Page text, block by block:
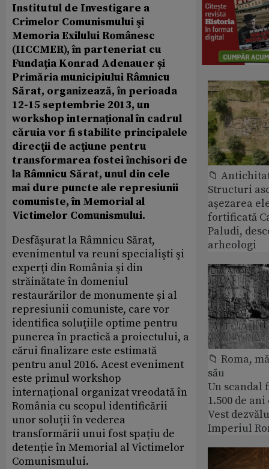
Institutul de Investigare a
Crimelor Comunismului şi
Memoria Exilului Românesc
(IICCMER), în parteneriat cu
Fundația Konrad Adenauer și
Primăria municipiului Râmnicu
Sărat, organizează, în perioada
12-15 septembrie 2013, un
workshop internațional în cadrul
căruia vor fi stabilite principalele
direcţii de acţiune pentru
transformarea fostei închisori de
la Râmnicu Sărat, unul din cele
mai dure puncte ale represiunii
comuniste, în Memorial al
Victimelor Comunismului.
Desfăşurat la Râmnicu Sărat,
evenimentul va reuni specialişti şi
experţi din România şi din
străinătate în domeniul
restaurărilor de monumente și al
represiunii comuniste, care vor
identifica soluţiile optime pentru
punerea în practică a proiectului, a
cărui finalizare este estimată
pentru anul 2016. Acest eveniment
este primul workshop
internațional organizat vreodată în
România cu scopul identificării
unor soluții în vederea
transformării unui fost spațiu de
detenție în Memorial al Victimelor
Comunismului.
📁
Structuri
așezarea
fortificată
Paludi,
arheologi
📁 Roma,
său
Un scandal
1.500 de
Vest
Imperiul